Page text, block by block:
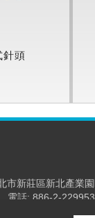
針頭
市新莊區新北產業
電話: 886-2-